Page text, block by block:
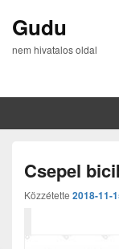
Gudu
nem hivatalos oldal
Csepel
Közzétette 2018-11-